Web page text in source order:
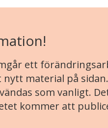
ett
nytt material på
som vanligt.
kommer att